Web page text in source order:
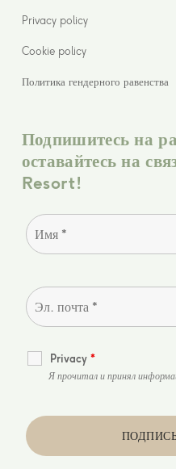
Privacy policy
Cookie policy
Политика гендерного равенства
Подпишитесь на
оставайтесь на
Resort!
Privacy *
Я прочитал и принял